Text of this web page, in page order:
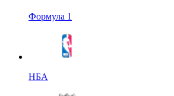
Формула 1
НБА